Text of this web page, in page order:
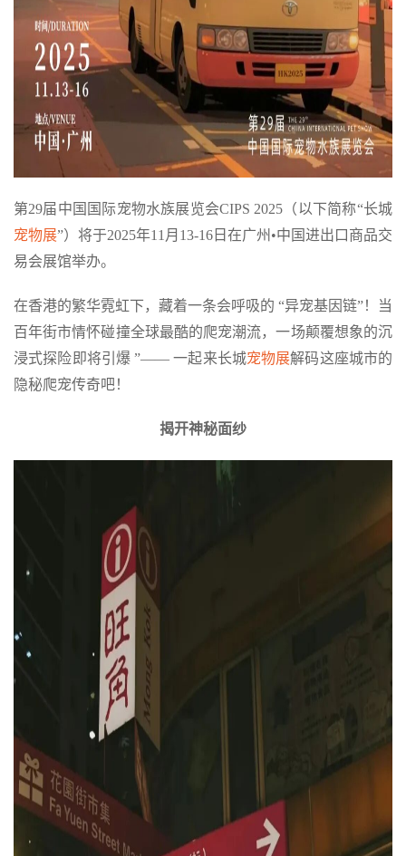
第29届中国国际宠物水族展览会CIPS 2025（以下简称“长城
宠物展”）将于2025年11月13-16日在广州•中国进出口商品交
易会展馆举办。
在香港的繁华霓虹下，藏着一条会呼吸的 “异宠基因链”！当
百年街市情怀碰撞全球最酷的爬宠潮流，一场颠覆想象的沉
浸式探险即将引爆 ”—— 一起来长城宠物展解码这座城市的
隐秘爬宠传奇吧！
揭开神秘面纱